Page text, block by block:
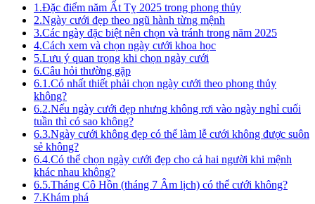
1.Đặc điểm năm Ất Tỵ 2025 trong phong thủy
2.Ngày cưới đẹp theo ngũ hành từng mệnh
3.Các ngày đặc biệt nên chọn và tránh trong năm 2025
4.Cách xem và chọn ngày cưới khoa học
5.Lưu ý quan trọng khi chọn ngày cưới
6.Câu hỏi thường gặp
6.1.Có nhất thiết phải chọn ngày cưới theo phong thủy
không?
6.2.Nếu ngày cưới đẹp nhưng không rơi vào ngày nghỉ cuối
tuần thì có sao không?
6.3.Ngày cưới không đẹp có thể làm lễ cưới không được suôn
sẻ không?
6.4.Có thể chọn ngày cưới đẹp cho cả hai người khi mệnh
khác nhau không?
6.5.Tháng Cô Hồn (tháng 7 Âm lịch) có thể cưới không?
7.Khám phá